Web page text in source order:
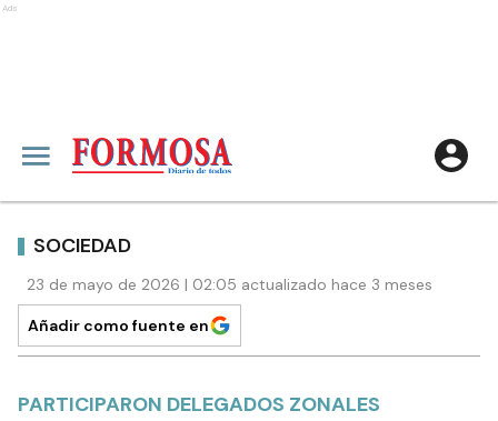
Ads
SOCIEDAD
23 de mayo de 2026 | 02:05 actualizado hace 3 meses
Añadir como fuente en
PARTICIPARON DELEGADOS ZONALES